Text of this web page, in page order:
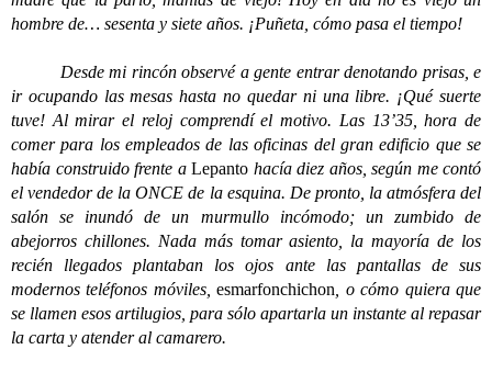
hombre de… sesenta y siete años. ¡Puñeta, cómo pasa el tiempo!
Desde mi rincón observé a gente entrar denotando prisas, e
ir ocupando las mesas hasta no quedar ni una libre. ¡Qué suerte
tuve! Al mirar el reloj comprendí el motivo. Las 13’35, hora de
comer para los empleados de las oficinas del gran edificio que se
había construido frente a Lepanto hacía diez años, según me contó
el vendedor de la ONCE de la esquina. De pronto, la atmósfera del
salón se inundó de un murmullo incómodo; un zumbido de
abejorros chillones. Nada más tomar asiento, la mayoría de los
recién llegados plantaban los ojos ante las pantallas de sus
modernos teléfonos móviles,esmarfonchichon , o cómo quiera que
se llamen esos artilugios, para sólo apartarla un instante al repasar
la carta y atender al camarero.